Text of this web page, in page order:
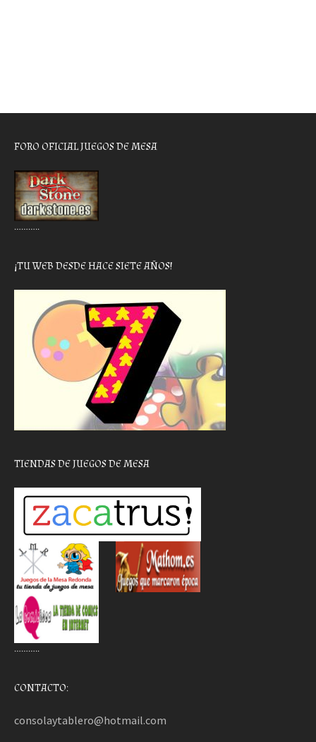
FORO OFICIAL JUEGOS DE MESA
………..
¡TU WEB DESDE HACE SIETE AÑOS!
TIENDAS DE JUEGOS DE MESA
………..
CONTACTO:
consolaytablero@hotmail.com